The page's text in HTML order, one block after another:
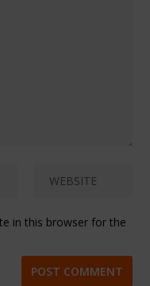
in this browser for the